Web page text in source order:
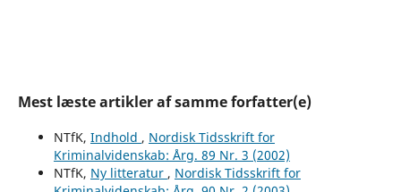
Mest læste artikler af samme forfatter(e)
NTfK, Indhold , Nordisk Tidsskrift for
Kriminalvidenskab: Årg. 89 Nr. 3 (2002)
NTfK, Ny litteratur , Nordisk Tidsskrift for